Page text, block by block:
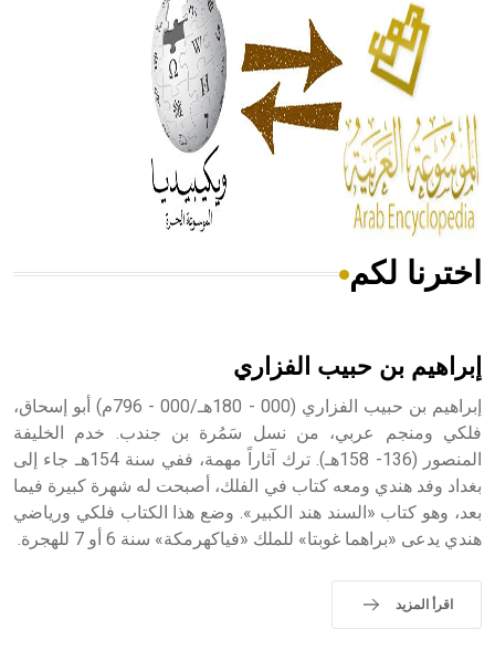
له الفضل بأنه حرر الطب من الدين والفلسفة.
- هل تعلم أن المرجان إفراز حيواني يتكون في البحر ويتركب
من مادة كربونات الكلسيوم، وهو أحمر أو شديد الحمرة وهو
أجود أنواعه، ويمتاز بكبر الحجم ويسمى الش
هل تعلم أن الأبسيد كلمة فرنسية اللفظ تم اعتمادها مصطلحاً
- هل تعلم أن أبجر Abgar اسم معروف جيداً يعود إلى عدد من
الملوك الذين حكموا مدينة إديسا (الرها) من أبجر الأول وحتى
التاسع، وهم ينتسبون إلى أسرة أوسروين
اخترنا لكم
إبراهيم بن حبيب الفزاري
إبراهيم بن حبيب الفزاري (000 - 180هـ/000 - 796م) أبو إسحاق،
فلكي ومنجم عربي، من نسل سَمُرة بن جندب. خدم الخليفة
المنصور (136- 158هـ). ترك آثاراً مهمة، ففي سنة 154هـ جاء إلى
بغداد وفد هندي ومعه كتاب في الفلك، أصبحت له شهرة كبيرة فيما
بعد، وهو كتاب «السند هند الكبير». وضع هذا الكتاب فلكي ورياضي
هندي يدعى «براهما غوبتا» للملك «فياكهرمكة» سنة 6 أو 7 للهجرة.
اقرأ المزيد